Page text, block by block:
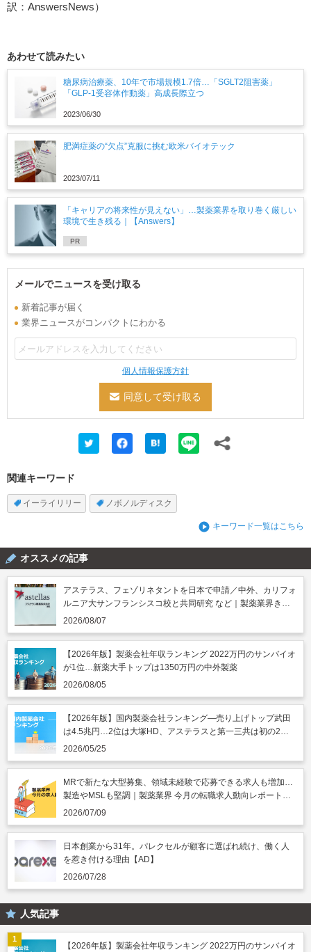
訳：AnswersNews）
あわせて読みたい
糖尿病治療薬、10年で市場規模1.7倍…「SGLT2阻害薬」
「GLP-1受容体作動薬」高成長際立つ
2023/06/30
肥満症薬の“欠点”克服に挑む欧米バイオテック
2023/07/11
「キャリアの将来性が見えない」…製薬業界を取り巻く厳しい
環境で生き残る｜【Answers】
PR
メールでニュースを受け取る
新着記事が届く
業界ニュースがコンパクトにわかる
個人情報保護方針
関連キーワード
イーライリリー ノボノルディスク
キーワード一覧はこちら
オススメの記事
アステラス、フェゾリネタントを日本で申請／中外、カリフォ
ルニア大サンフランシスコ校と共同研究 など｜製薬業界きょ
うのニュースまとめ読み（2026年8月7日）
2026/08/07
【2026年版】製薬会社年収ランキング 2022万円のサンバイオ
が1位…新薬大手トップは1350万円の中外製薬
2026/08/05
【2026年版】国内製薬会社ランキング―売り上げトップ武田
は4.5兆円…2位は大塚HD、アステラスと第一三共は初の2兆
円突破
2026/05/25
MRで新たな大型募集、領域未経験で応募できる求人も増加…
製造やMSLも堅調｜製薬業界 今月の転職求人動向レポート
（2026年7月）
2026/07/09
日本創業から31年。パレクセルが顧客に選ばれ続け、働く人
を惹き付ける理由【AD】
2026/07/28
人気記事
【2026年版】製薬会社年収ランキング 2022万円のサンバイオ